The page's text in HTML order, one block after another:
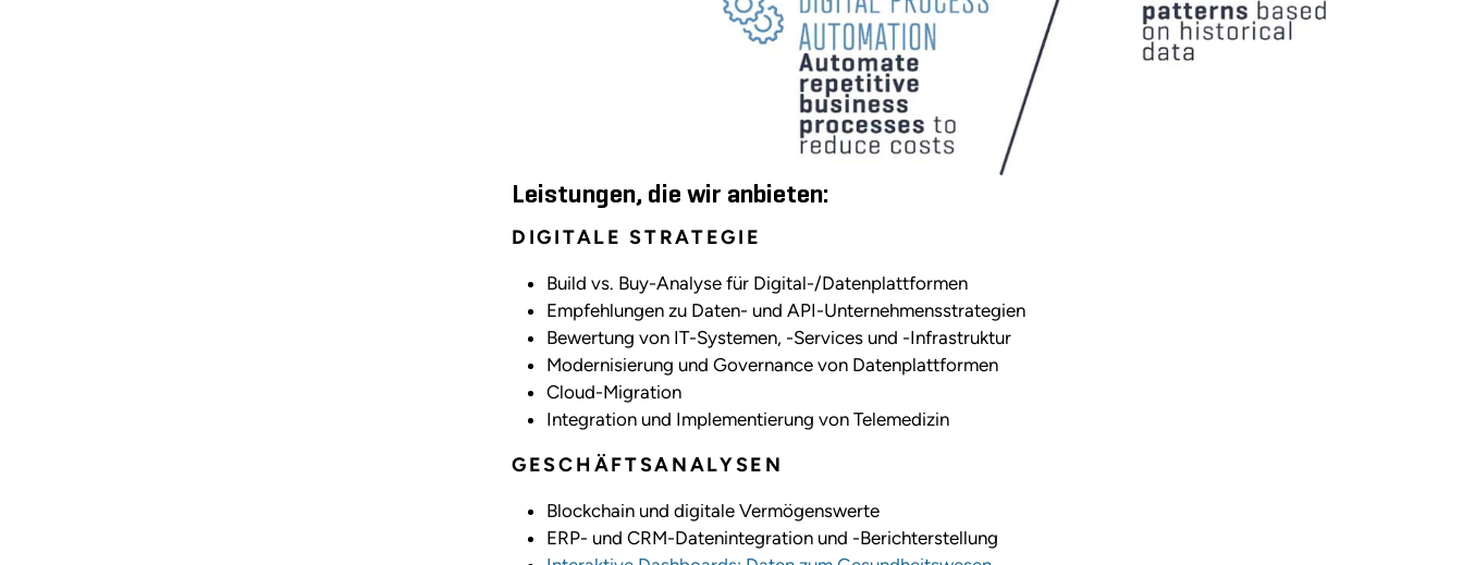
Leistungen, die wir anbieten:
DIGITALE STRATEGIE
Build vs. Buy-Analyse für Digital-/Datenplattformen
Empfehlungen zu Daten- und API-Unternehmensstrategien
Bewertung von IT-Systemen, -Services und -Infrastruktur
Modernisierung und Governance von Datenplattformen
Cloud-Migration
Integration und Implementierung von Telemedizin
GESCHÄFTSANALYSEN
Blockchain und digitale Vermögenswerte
ERP- und CRM-Datenintegration und -Berichterstellung